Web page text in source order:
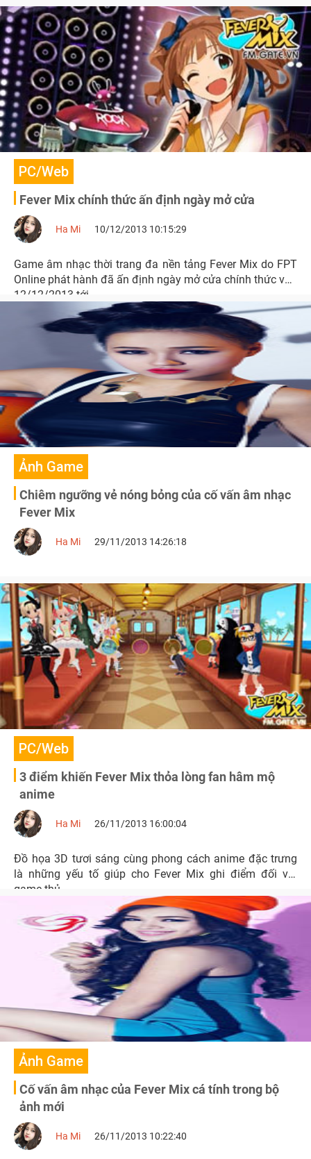
PC/Web
Fever Mix chính thức ấn định ngày mở cửa
Ha Mi 10/12/2013 10:15:29
Game âm nhạc thời trang đa nền tảng Fever Mix do FPT
Online phát hành đã ấn định ngày mở cửa chính thức vào
12/12/2013 tới.
Ảnh Game
Chiêm ngưỡng vẻ nóng bỏng của cố vấn âm nhạc
Fever Mix
Ha Mi 29/11/2013 14:26:18
PC/Web
3 điểm khiến Fever Mix thỏa lòng fan hâm mộ
anime
Ha Mi 26/11/2013 16:00:04
Đồ họa 3D tươi sáng cùng phong cách anime đặc trưng
là những yếu tố giúp cho Fever Mix ghi điểm đối với
game thủ.
Ảnh Game
Cố vấn âm nhạc của Fever Mix cá tính trong bộ
ảnh mới
Ha Mi 26/11/2013 10:22:40